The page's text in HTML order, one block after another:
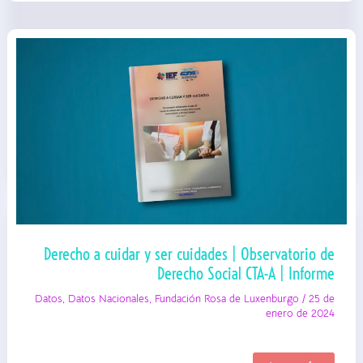
CTA-
A
Derecho a cuidar y ser cuidades | Observatorio de
Derecho Social CTA-A | Informe
Datos, Datos Nacionales, Fundación Rosa de Luxenburgo /25 de
enero de 2024